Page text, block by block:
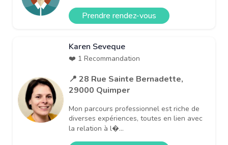
Prendre rendez-vous
Karen Seveque
❤️ 1 Recommandation
📍 28 Rue Sainte Bernadette,
29000 Quimper
Mon parcours professionnel est riche de
diverses expériences, toutes en lien avec
la relation à l�...